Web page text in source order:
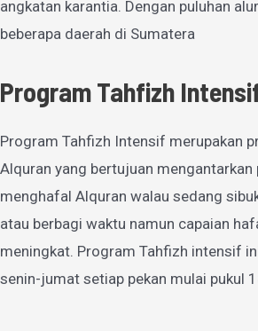
angkatan karantia. Dengan puluhan
beberapa daerah di Sumatera
Program Tahfizh
Program Tahfizh Intensif merupakan
Alquran yang bertujuan
menghafal Alquran walau sedang
atau berbagi waktu namun capaian
meningkat. Program Tahfizh intensif
senin-jumat setiap pekan mulai pukul